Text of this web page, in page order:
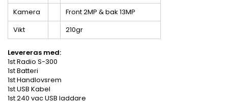
Kamera
Front 2MP & bak 13MP
Vikt
210gr
Levereras med:
1st Radio S-300
1st Batteri
1st Handlovsrem
1st USB Kabel
1st 240 vac USB laddare